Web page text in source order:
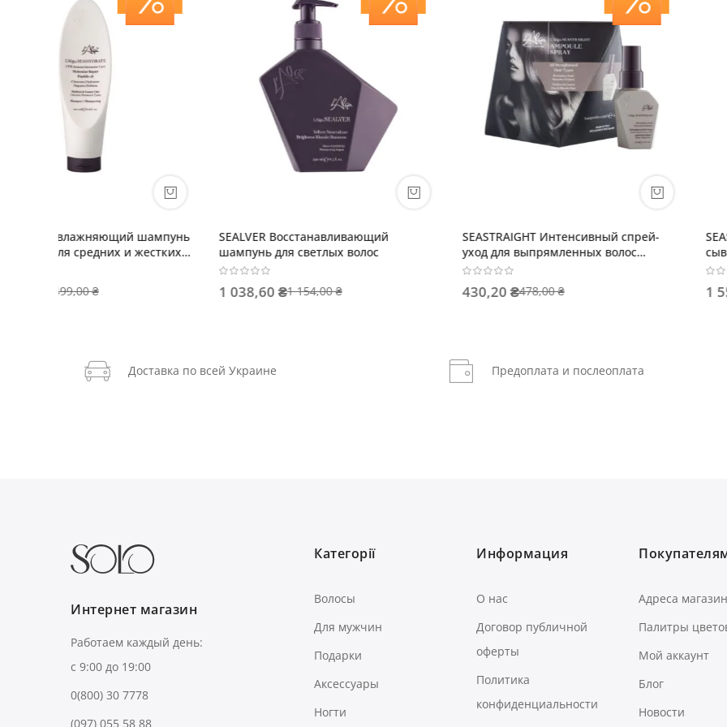
SEALVER Восстанавливающий
шампунь для светлых волос
1 038,60 ₴
SEASTRAIGHT Интенсивный спрей-
уход для выпрямленных волос
430,20 ₴
SEASTRAIGHT Термозащитная
сыворотка для
1 551,60 ₴
Доставка по всей Украине Предоплата и послеоплата
Интернет магазин
Работаем каждый день:
с 9:00 до 19:00
0(800) 30 7778
(097) 055 58 88
Категорії
Волосы
Для мужчин
Подарки
Аксессуары
Ногти
Информация
О нас
Договор публичной
оферты
Политика
конфиденциальности
Адреса
Палитры
Мой аккаунт
Блог
Новости